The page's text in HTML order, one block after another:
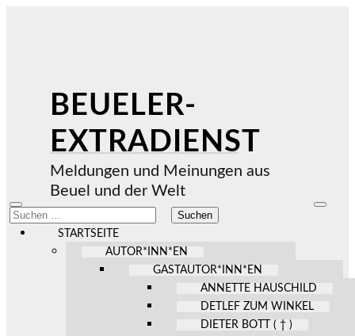
BEUELER-
EXTRADIENST
Meldungen und Meinungen aus
Beuel und der Welt
Mobile-
Menü
ein-/ausblenden
Suchen
nach:
STARTSEITE
AUTOR*INN*EN
GASTAUTOR*INN*EN
ANNETTE HAUSCHILD
DETLEF ZUM WINKEL
DIETER BOTT ( † )